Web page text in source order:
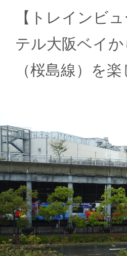
【トレインビ
テル大阪ベイ
（桜島線）を